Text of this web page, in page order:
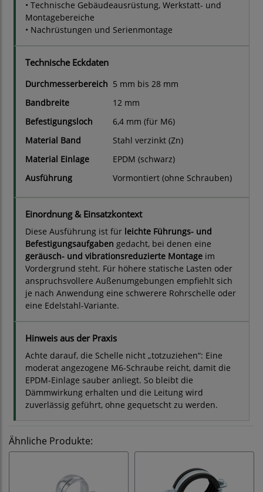
• Technische Gebäudeausrüstung, Werkstatt- und
Montagebereiche
• Nachrüstungen und Serienmontage
Technische Eckdaten
Durchmesserbereich 5 mm bis 28 mm
Bandbreite
12 mm
Befestigungsloch
6,4 mm (für M6)
Material Band
Stahl verzinkt (Zn)
Material Einlage
EPDM (schwarz)
Ausführung
Vormontiert (ohne Schrauben)
Einordnung & Einsatzkontext
Diese Ausführung ist für leichte Führungs- und
Befestigungsaufgaben gedacht, bei denen eine
geräusch- und vibrationsreduzierte Montage im
Vordergrund steht. Für höhere statische Lasten oder
anspruchsvollere Außenumgebungen empfiehlt sich
je nach Anwendung eine schwerere Rohrschelle oder
eine Edelstahl-Variante.
Hinweis aus der Praxis
Achte darauf, die Schelle nicht „totzuziehen“: Eine
moderat angezogene M6-Schraube reicht, damit die
EPDM-Einlage sauber anliegt. So bleibt die
Dämmwirkung erhalten und die Leitung wird
zuverlässig geführt, ohne gequetscht zu werden.
Ähnliche Produkte: